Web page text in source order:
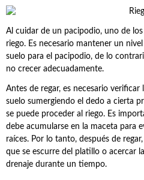
Al cuidar de un pacipodio, uno de
riego. Es necesario mantener un
suelo para el pacipodio, de lo
no crecer adecuadamente.
Antes de regar, es necesario
suelo sumergiendo el dedo a cierta
se puede proceder al riego. Es
debe acumularse en la maceta para
raíces. Por lo tanto, después de
que se escurre del platillo o acercar
drenaje durante un tiempo.